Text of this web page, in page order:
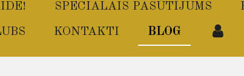
SPECIALAIS PASŪTĪJUMS
KONTAKTI BLOG